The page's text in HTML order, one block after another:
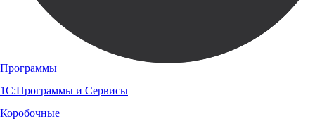
Программы
1С:Программы и Сервисы
Коробочные